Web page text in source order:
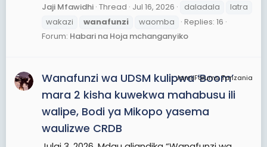
Jaji Mfawidhi Thread Jul 16, 2026 daladala
latra
wakazi
wanafunzi waomba
Replies: 16
Forum: Habari na Hoja mchanganyiko
JamiiForums Tanzania
Wanafunzi wa UDSM kulipwa ‘Boom’
mara 2 kisha kuwekwa mahabusu ili
walipe, Bodi ya Mikopo yasema
waulizwe CRDB